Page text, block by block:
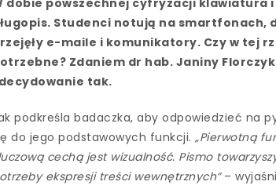
Studenci notują na smartfonach,
e-maile i komunikatory. Czy w tej
Zdaniem dr hab. Janiny
tak.
podkreśla badaczka, aby odpowiedzieć na
do jego podstawowych funkcji.„Pierwotną
cechą jest wizualność. Pismo
ekspresji treści wewnętrznych”–